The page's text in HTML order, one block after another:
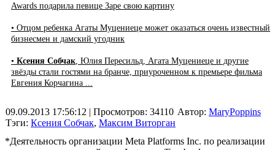
Awards подарила певице Заре свою картину
• Отцом ребенка Агаты Муцениеце может оказаться очень известный
бизнесмен и дамский угодник
• Ксения Собчак , Юлия Пересильд, Агата Муцениеце и другие
звёзды стали гостями на бранче, приуроченном к премьере фильма
Евгения Корчагина ...
09.09.2013 17:56:12 | Просмотров: 34110
Тэги: Ксения Собчак, Максим Виторган
Автор: MaryPoppins
*Деятельность организации Meta Platforms Inc. по реализации